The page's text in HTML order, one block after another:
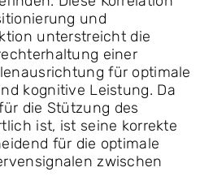
und
unterstreicht die
einer
für optimale
kognitive Leistung. Da
die Stützung des
ist, ist seine korrekte
für die optimale
zwischen